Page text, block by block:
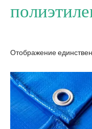
Отображение